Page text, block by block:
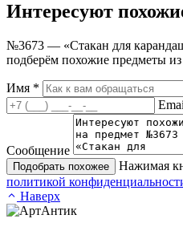
Интересуют
№3673 — «Стакан для
подберём похожие предметы
Имя *
Сообщение
Подобрать похожее
Нажимая
политикой
Наверх